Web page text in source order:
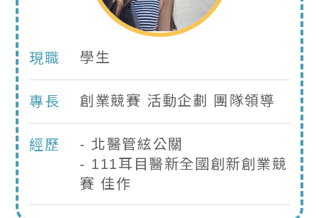
現職 學生
專長 創業競賽 活動企劃 團隊領導
經歷
- 北醫管絃公關
- 111耳目醫新全國創新創業競
賽 佳作